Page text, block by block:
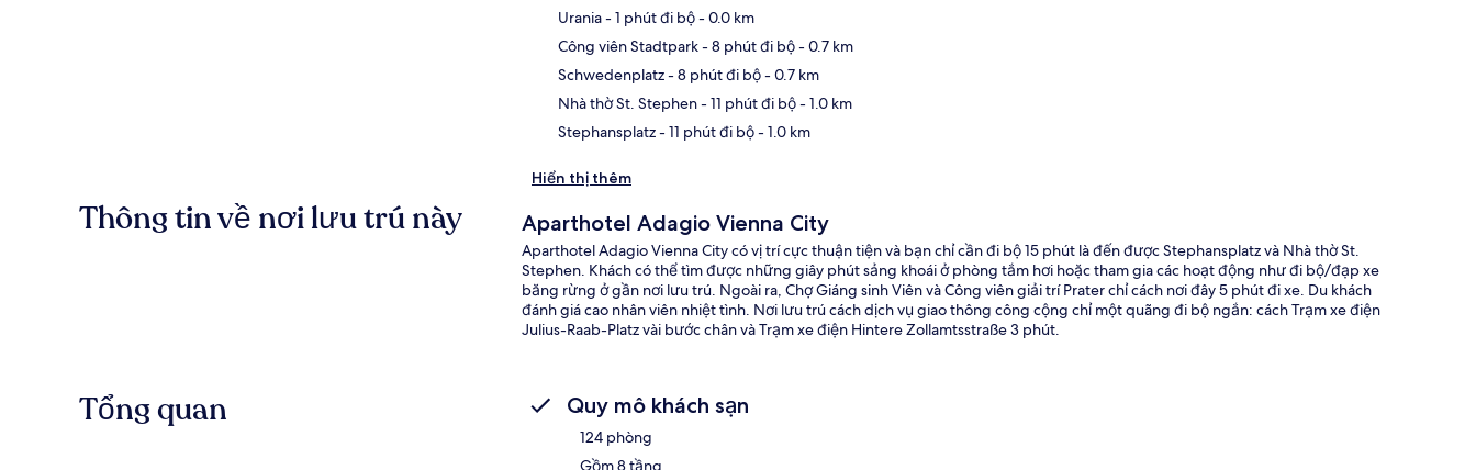
Urania- 1 phút đi bộ- 0.0 km
Công viên Stadtpark- 8 phút đi bộ- 0.7 km
Schwedenplatz- 8 phút đi bộ- 0.7 km
Nhà thờ St. Stephen- 11 phút đi bộ- 1.0 km
Stephansplatz- 11 phút đi bộ- 1.0 km
Hiển thị thêm
Thông tin về nơi lưu trú này Aparthotel Adagio Vienna City
Aparthotel Adagio Vienna City có vị trí cực thuận tiện và bạn chỉ cần đi bộ 15 phút là đến được Stephansplatz và Nhà thờ St.
Stephen. Khách có thể tìm được những giây phút sảng khoái ở phòng tắm hơi hoặc tham gia các hoạt động như đi bộ/đạp xe
băng rừng ở gần nơi lưu trú. Ngoài ra, Chợ Giáng sinh Viên và Công viên giải trí Prater chỉ cách nơi đây 5 phút đi xe. Du khách
đánh giá cao nhân viên nhiệt tình. Nơi lưu trú cách dịch vụ giao thông công cộng chỉ một quãng đi bộ ngắn: cách Trạm xe điện
Julius-Raab-Platz vài bước chân và Trạm xe điện Hintere Zollamtsstraße 3 phút.
Tổng quan Quy mô khách sạn
124 phòng
Gồm 8 tầng